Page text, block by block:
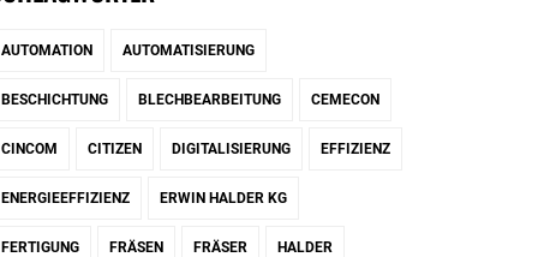
AUTOMATION AUTOMATISIERUNG
BESCHICHTUNG BLECHBEARBEITUNG CEMECON
CINCOM CITIZEN DIGITALISIERUNG EFFIZIENZ
ENERGIEEFFIZIENZ ERWIN HALDER KG
FERTIGUNG FRÄSEN FRÄSER HALDER